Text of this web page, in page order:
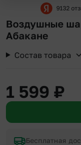
9132
Воздушные
Абакане
Состав товара
1 599 ₽
Бесплатная